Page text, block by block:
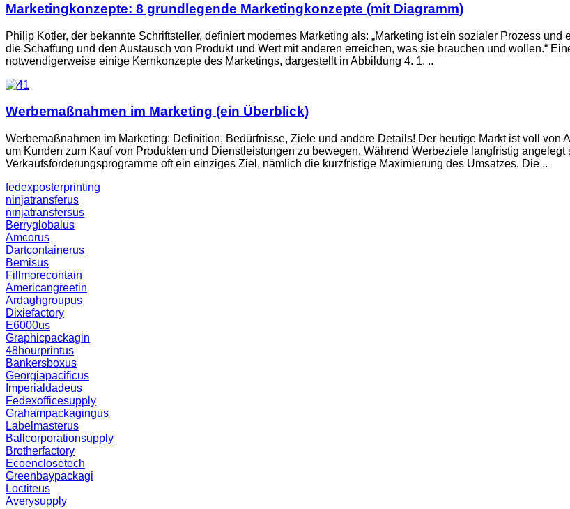
Marketingkonzepte: 8 grundlegende Marketingkonzepte (mit Diagramm)
Philip Kotler, der bekannte Schriftsteller, definiert modernes Marketing als: „Marketing ist ein sozialer Prozess
die Schaffung und den Austausch von Produkt und Wert mit anderen erreichen, was sie brauchen und wollen.“
notwendigerweise einige Kernkonzepte des Marketings, dargestellt in Abbildung 4. 1. ..
Werbemaßnahmen im Marketing (ein Überblick)
Werbemaßnahmen im Marketing: Definition, Bedürfnisse, Ziele und andere Details! Der heutige Markt ist voll von
um Kunden zum Kauf von Produkten und Dienstleistungen zu bewegen. Während Werbeziele langfristig
Verkaufsförderungsprogramme oft ein einziges Ziel, nämlich die kurzfristige Maximierung des Umsatzes. Die ..
fedexposterprinting
ninjatransferus
ninjatransfersus
Berryglobalus
Amcorus
Dartcontainerus
Bemisus
Fillmorecontain
Americangreetin
Ardaghgroupus
Dixiefactory
E6000us
Graphicpackagin
48hourprintus
Bankersboxus
Georgiapacificus
Imperialdadeus
Fedexofficesupply
Grahampackagingus
Labelmasterus
Ballcorporationsupply
Brotherfactory
Ecoenclosetech
Greenbaypackagi
Loctiteus
Averysupply